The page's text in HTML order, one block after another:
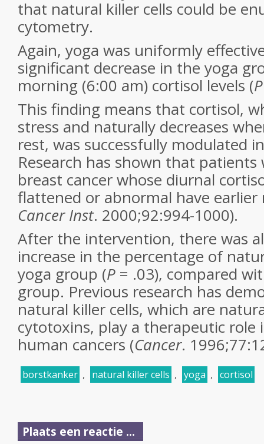
that natural killer cells could be
cytometry.
Again, yoga was uniformly
significant decrease in the yoga
morning (6:00 am) cortisol levels (
This finding means that cortisol,
stress and naturally decreases
rest, was successfully modulated
Research has shown that
breast cancer whose diurnal
flattened or abnormal have
Cancer Inst. 2000;92:994-1000).
After the intervention, there was
increase in the percentage of
yoga group (P = .03), compared
group. Previous research has
natural killer cells, which are
cytotoxins, play a therapeutic
human cancers (Cancer.
borstkanker , natural killer cells , yoga , cortisol
Plaats een reactie ...